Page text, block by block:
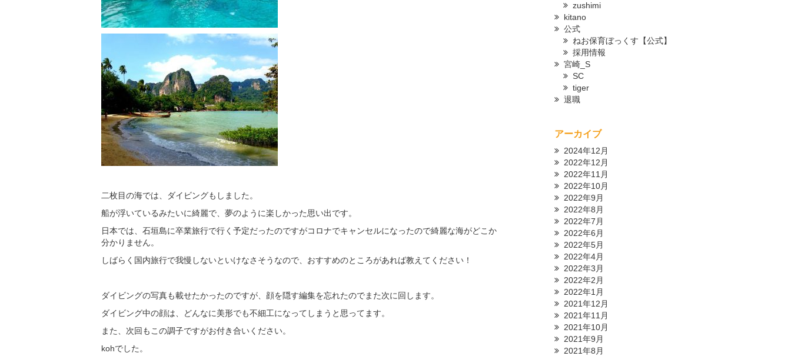
二枚目の海では、ダイビングもしました。
船が浮いているみたいに綺麗で、夢のように楽しかった思い出です。
日本では、石垣島に卒業旅行で行く予定だったのですがコロナでキャンセルになったので綺麗な海がどこか
分かりません。
しばらく国内旅行で我慢しないといけなさそうなので、おすすめのところがあれば教えてください！
ダイビングの写真も載せたかったのですが、顔を隠す編集を忘れたのでまた次に回します。
ダイビング中の顔は、どんなに美形でも不細工になってしまうと思ってます。
また、次回もこの調子ですがお付き合いください。
kohでした。
zushimi
kitano
公式
ねお保育ぼっくす【公式】
採用情報
宮崎_S
SC
tiger
退職
アーカイブ
2024年12月
2022年12月
2022年11月
2022年10月
2022年9月
2022年8月
2022年7月
2022年6月
2022年5月
2022年4月
2022年3月
2022年2月
2022年1月
2021年12月
2021年11月
2021年10月
2021年9月
2021年8月